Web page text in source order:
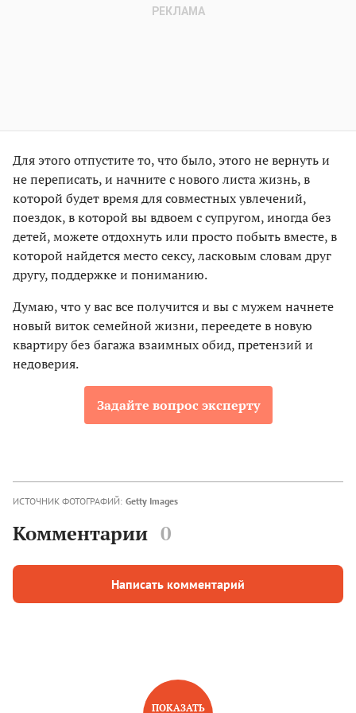
Для этого отпустите то, что было, этого не вернуть и
не переписать, и начните с нового листа жизнь, в
которой будет время для совместных увлечений,
поездок, в которой вы вдвоем с супругом, иногда без
детей, можете отдохнуть или просто побыть вместе, в
которой найдется место сексу, ласковым словам друг
другу, поддержке и пониманию.
Думаю, что у вас все получится и вы с мужем начнете
новый виток семейной жизни, переедете в новую
квартиру без багажа взаимных обид, претензий и
недоверия.
Задайте вопрос эксперту
ИСТОЧНИК ФОТОГРАФИЙ: Getty Images
Комментарии 0
Написать комментарий
ПОКАЗАТЬ